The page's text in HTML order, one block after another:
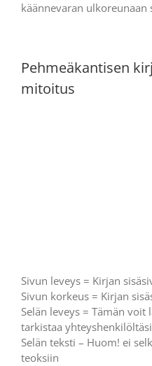
käännevaran ulkoreunaan
Pehmeäkantisen
mitoitus
Sivun leveys = Kirjan
Sivun korkeus = Kirjan
Selän leveys = Tämän
tarkistaa
Selän teksti – Huom! ei
teoksiin